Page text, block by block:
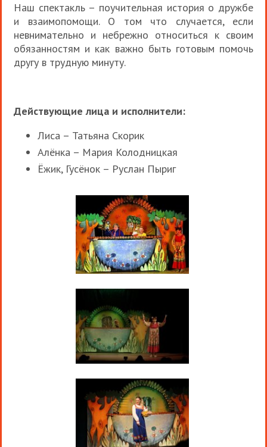
Наш спектакль – поучительная история о дружбе
и взаимопомощи. О том что случается, если
невнимательно и небрежно относиться к своим
обязанностям и как важно быть готовым помочь
другу в трудную минуту.
Действующие лица и исполнители:
Лиса – Татьяна Скорик
Алёнка – Мария Колодницкая
Ёжик, Гусёнок – Руслан Пыриг